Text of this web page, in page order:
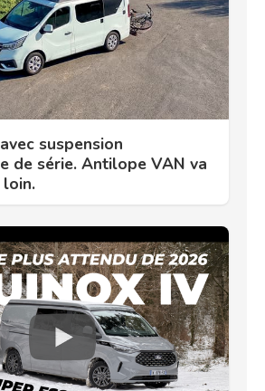
suspension
de série. Antilope VAN va